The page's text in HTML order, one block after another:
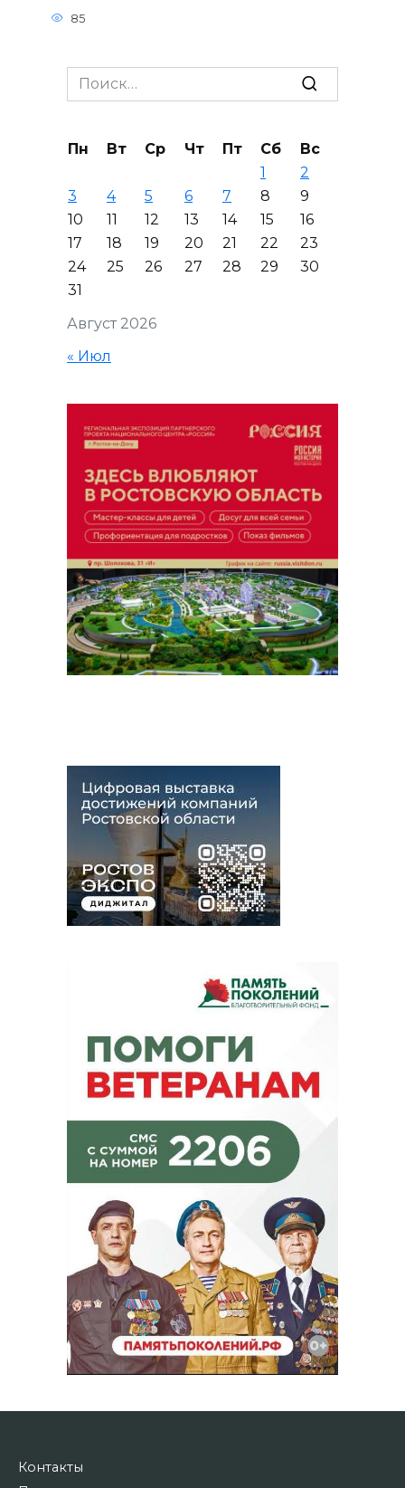
85
Search
for:
Август 2026
Пн Вт Ср Чт Пт Сб
Вс
1
2
3
4 5 6 7 8
9
10
11 12 13 14 15
16
17
18 19 20 21 22
23
24
25 26 27 28 29
30
31
« Июл
Контакты